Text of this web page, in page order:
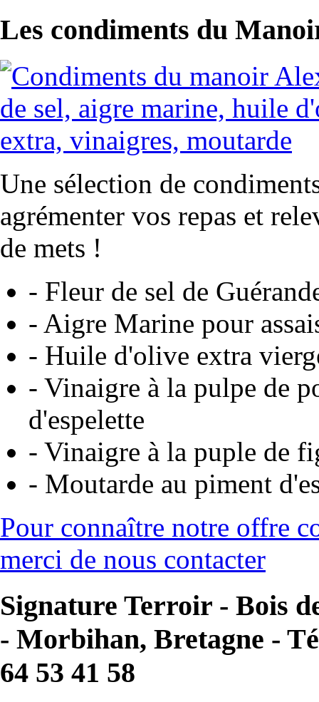
Les condiments du
Une sélection de
agrémenter vos repas et
de mets !
- Fleur de sel de
- Aigre Marine pour
- Huile d'olive extra
- Vinaigre à la pulpe de
d'espelette
- Vinaigre à la puple de
- Moutarde au piment
Pour connaître notre offre
merci de nous contacter
Signature Terroir - Bois
- Morbihan, Bretagne -
64 53 41 58